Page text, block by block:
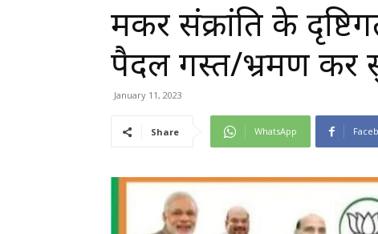
मकर संक्रांति के
पैदल गस्त/भ्रमण कर
January 11, 2023
Share WhatsApp